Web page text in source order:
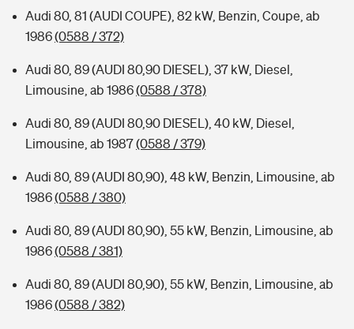
Audi 80, 81 (AUDI COUPE), 82 kW, Benzin, Coupe, ab
1986(0588 / 372)
Audi 80, 89 (AUDI 80,90 DIESEL), 37 kW, Diesel,
Limousine, ab 1986(0588 / 378)
Audi 80, 89 (AUDI 80,90 DIESEL), 40 kW, Diesel,
Limousine, ab 1987(0588 / 379)
Audi 80, 89 (AUDI 80,90), 48 kW, Benzin, Limousine, ab
1986(0588 / 380)
Audi 80, 89 (AUDI 80,90), 55 kW, Benzin, Limousine, ab
1986(0588 / 381)
Audi 80, 89 (AUDI 80,90), 55 kW, Benzin, Limousine, ab
1986(0588 / 382)